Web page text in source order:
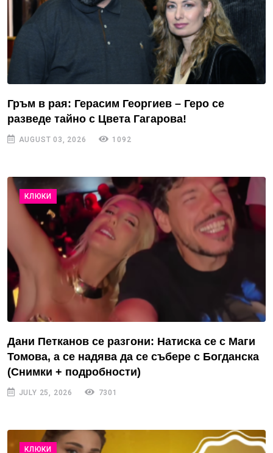
Гръм в рая: Герасим Георгиев – Геро се
разведе тайно с Цвета Гагарова!
AUGUST 03, 2026 1092
КЛЮКИ
Дани Петканов се разгони: Натиска се с Маги
Томова, а се надява да се събере с Богданска
(Снимки + подробности)
JULY 25, 2026 7301
КЛЮКИ